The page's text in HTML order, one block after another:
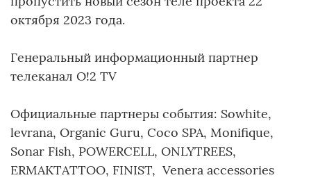
октября 2023 года.
Генеральный информационный партнер
телеканал О!2 TV
Официальные партнеры события: Sowhite,
levrana, Organic Guru, Coco SPA, Monifique,
Sonar Fish, POWERCELL, ONLYTREES,
ERMAKTATTOO, FINIST, Venera accessories